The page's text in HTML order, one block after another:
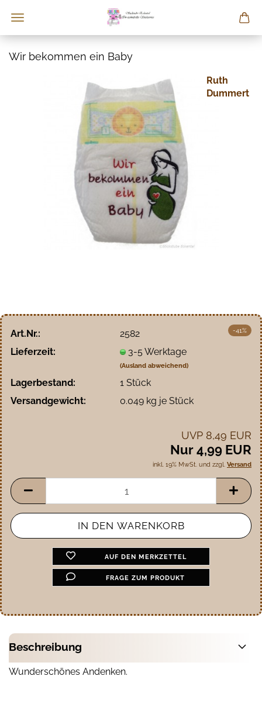
Wir bekommen ein Baby
Ruth
Dummert
-41%
Art.Nr.:
2582
Lieferzeit:
3-5 Werktage
(Ausland abweichend)
Lagerbestand: 1 Stück
Versandgewicht:
0.049kg je Stück
UVP 8,49 EUR
Nur 4,99 EUR
inkl. 19% MwSt. und zzgl. Versand
AUF DEN MERKZETTEL
FRAGE ZUM PRODUKT
Beschreibung
Wunderschönes Andenken.